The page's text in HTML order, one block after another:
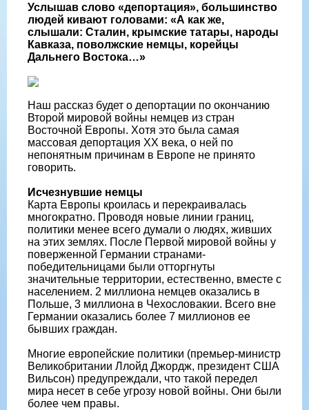
Услышав слово «депортация», большинство
людей кивают головами: «А как же,
слышали: Сталин, крымские татары, народы
Кавказа, поволжские немцы, корейцы
Дальнего Востока…»
Наш рассказ будет о депортации по окончанию
Второй мировой войны немцев из стран
Восточной Европы. Хотя это была самая
массовая депортация XX века, о ней по
непонятным причинам в Европе не принято
говорить.
Исчезнувшие немцы
Карта Европы кроилась и перекраивалась
многократно. Проводя новые линии границ,
политики менее всего думали о людях, живших
на этих землях. После Первой мировой войны у
поверженной Германии странами-
победительницами были отторгнуты
значительные территории, естественно, вместе с
населением. 2 миллиона немцев оказались в
Польше, 3 миллиона в Чехословакии. Всего вне
Германии оказались более 7 миллионов ее
бывших граждан.
Многие европейские политики (премьер-министр
Великобритании Ллойд Джордж, президент США
Вильсон) предупреждали, что такой передел
мира несет в себе угрозу новой войны. Они были
более чем правы.